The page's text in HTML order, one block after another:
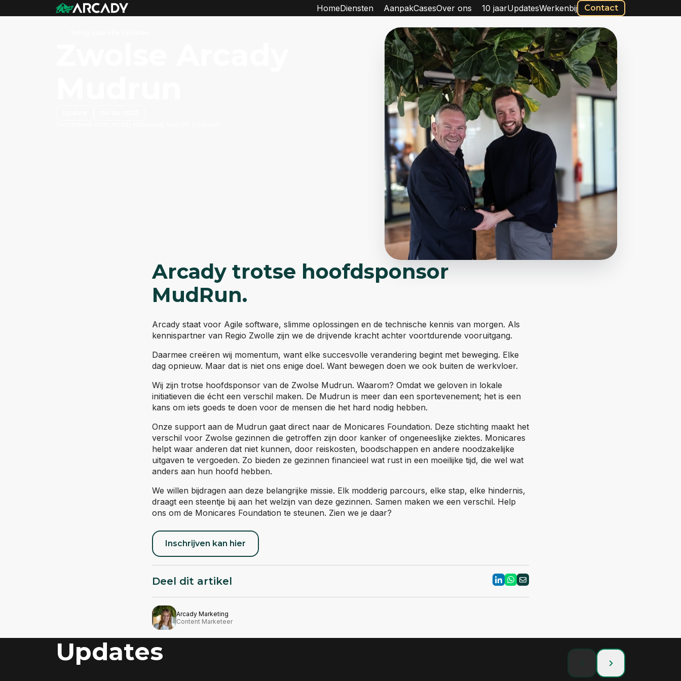
HomeDiensten AanpakCasesOver ons 10 jaarUpdatesWerkenbij Contact
Arcady trotse hoofdsponsor
MudRun.
Arcady staat voor Agile software, slimme oplossingen en de technische kennis van morgen. Als
kennispartner van Regio Zwolle zijn we de drijvende kracht achter voortdurende vooruitgang.
Daarmee creëren wij momentum, want elke succesvolle verandering begint met beweging. Elke
dag opnieuw. Maar dat is niet ons enige doel. Want bewegen doen we ook buiten de werkvloer.
Wij zijn trotse hoofdsponsor van de Zwolse Mudrun. Waarom? Omdat we geloven in lokale
initiatieven die écht een verschil maken. De Mudrun is meer dan een sportevenement; het is een
kans om iets goeds te doen voor de mensen die het hard nodig hebben.
Onze support aan de Mudrun gaat direct naar de Monicares Foundation. Deze stichting maakt het
verschil voor Zwolse gezinnen die getroffen zijn door kanker of ongeneeslijke ziektes. Monicares
helpt waar anderen dat niet kunnen, door reiskosten, boodschappen en andere noodzakelijke
uitgaven te vergoeden. Zo bieden ze gezinnen financieel wat rust in een moeilijke tijd, die wel wat
anders aan hun hoofd hebben.
We willen bijdragen aan deze belangrijke missie. Elk modderig parcours, elke stap, elke hindernis,
draagt een steentje bij aan het welzijn van deze gezinnen. Samen maken we een verschil. Help
ons om de Monicares Foundation te steunen. Zien we je daar?
Inschrijven kan hier
Deel dit artikel
Arcady Marketing
Content Marketeer
Updates